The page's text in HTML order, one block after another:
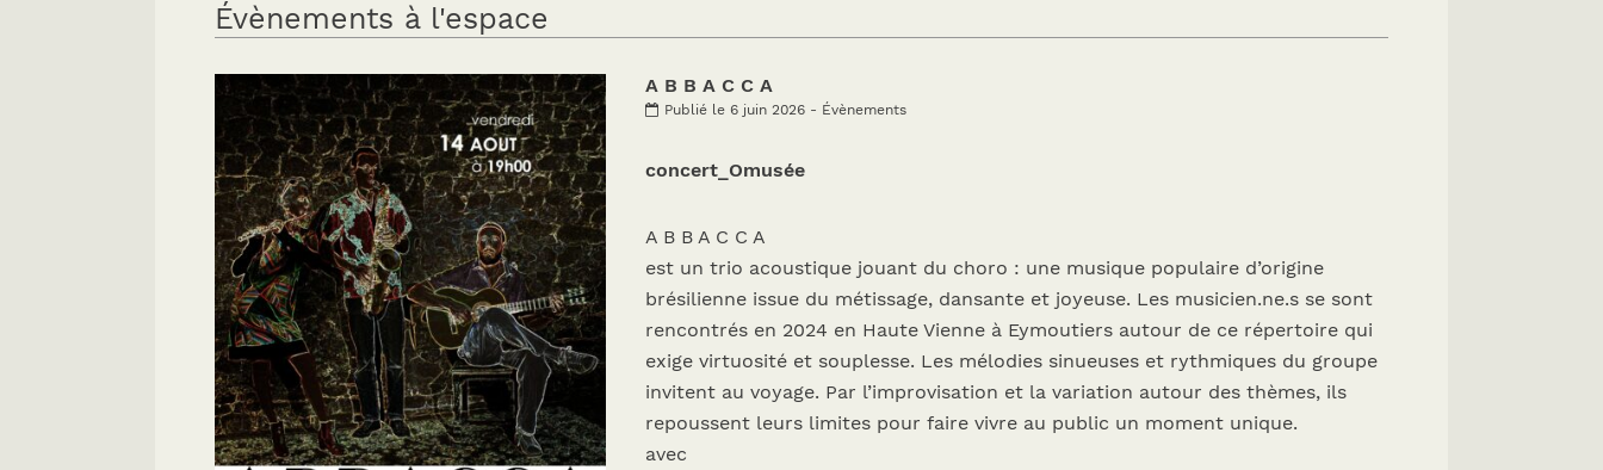
Évènements à l'espace
A B B A C C A
Publié le 6 juin 2026 - Évènements
concert_Omusée
A B B A C C A
est un trio acoustique jouant du choro : une musique populaire d’origine
brésilienne issue du métissage, dansante et joyeuse. Les musicien.ne.s se sont
rencontrés en 2024 en Haute Vienne à Eymoutiers autour de ce répertoire qui
exige virtuosité et souplesse. Les mélodies sinueuses et rythmiques du groupe
invitent au voyage. Par l’improvisation et la variation autour des thèmes, ils
repoussent leurs limites pour faire vivre au public un moment unique.
avec